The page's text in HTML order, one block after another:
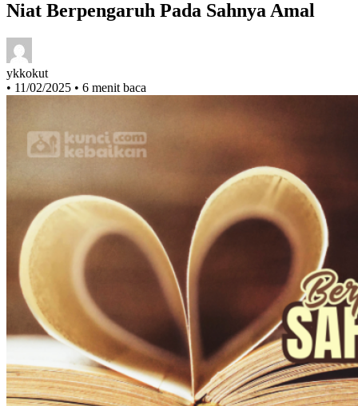
Niat Berpengaruh Pada Sahnya Amal
ykkokut